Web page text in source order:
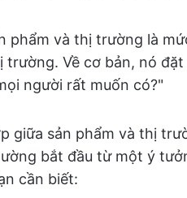
phẩm và thị trường là
trường. Về cơ bản, nó
người rất muốn có?"
giữa sản phẩm và thị
bắt đầu từ một ý
cần biết: